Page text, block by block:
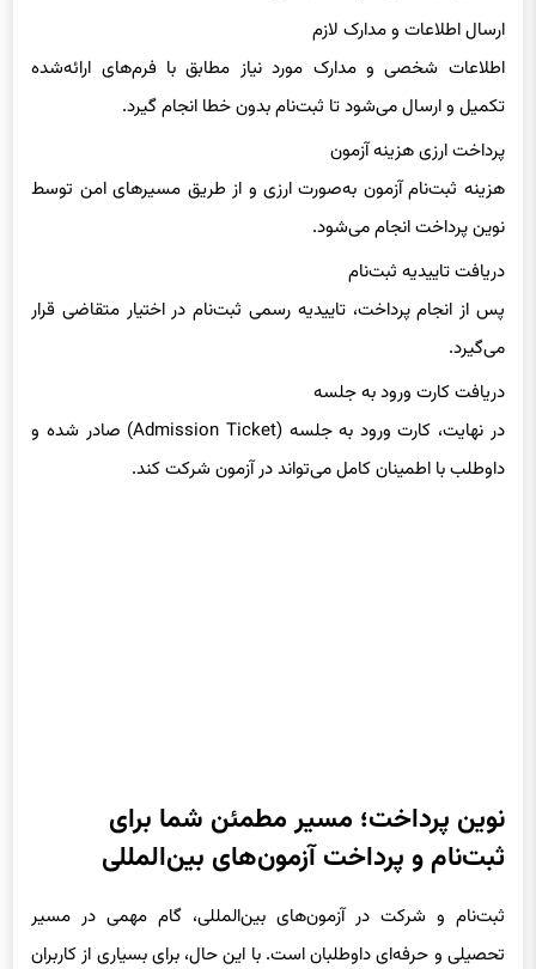
تحصیلی یا شغلی خود انتخاب می‌کند.
ارسال اطلاعات و مدارک لازم
اطلاعات شخصی و مدارک مورد نیاز مطابق با فرم‌های ارائه‌شده
تکمیل و ارسال می‌شود تا ثبت‌نام بدون خطا انجام گیرد.
پرداخت ارزی هزینه آزمون
هزینه ثبت‌نام آزمون به‌صورت ارزی و از طریق مسیرهای امن توسط
نوین پرداخت انجام می‌شود.
دریافت تاییدیه ثبت‌نام
پس از انجام پرداخت، تاییدیه رسمی ثبت‌نام در اختیار متقاضی قرار
می‌گیرد.
دریافت کارت ورود به جلسه
در نهایت، کارت ورود به جلسه (Admission Ticket) صادر شده و
نوین پرداخت؛ مسیر مطمئن شما برای
ثبت‌نام و شرکت در آزمون‌های بین‌المللی، گام مهمی در مسیر